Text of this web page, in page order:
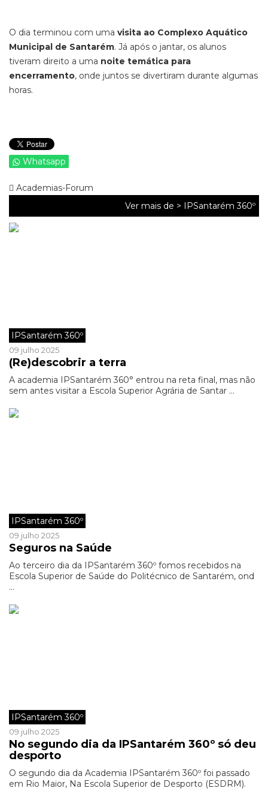
O dia terminou com uma visita ao Complexo Aquático
Municipal de Santarém. Já após o jantar, os alunos
tiveram direito a uma noite temática para
encerramento, onde juntos se divertiram durante algumas
horas.
Whatsapp
Academias-Forum
Ver mais de > IPSantarém 360º
IPSantarém 360º
09 julho 2025
(Re)descobrir a terra
A academia IPSantarém 360° entrou na reta final, mas não
sem antes visitar a Escola Superior Agrária de Santar ...
IPSantarém 360º
09 julho 2025
Seguros na Saúde
Ao terceiro dia da IPSantarém 360º fomos recebidos na
Escola Superior de Saúde do Politécnico de Santarém, ond
...
IPSantarém 360º
09 julho 2025
No segundo dia da IPSantarém 360º só deu
desporto
O segundo dia da Academia IPSantarém 360º foi passado
em Rio Maior, Na Escola Superior de Desporto (ESDRM).